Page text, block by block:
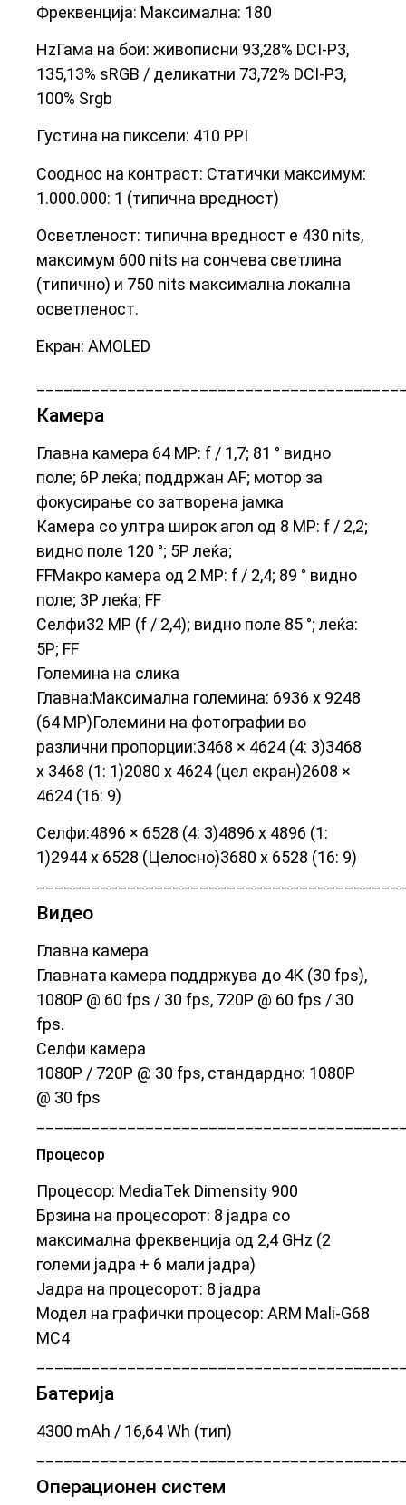
Фреквенција: Максимална: 180
HzГама на бои: живописни 93,28% DCI-P3,
135,13% sRGB / деликатни 73,72% DCI-P3,
100% Srgb
Густина на пиксели: 410 PPI
Сооднос на контраст: Статички максимум:
1.000.000: 1 (типична вредност)
Осветленост: типична вредност е 430 nits,
максимум 600 nits на сончева светлина
(типично) и 750 nits максимална локална
осветленост.
Екран: AMOLED
Камера
Главна камера 64 MP: f / 1,7; 81 ° видно
поле; 6P леќа; поддржан AF; мотор за
фокусирање со затворена јамка
Камера со ултра широк агол од 8 MP: f / 2,2;
видно поле 120 °; 5P леќа;
FFМакро камера од 2 MP: f / 2,4; 89 ° видно
поле; 3P леќа; FF
Селфи32 MP (f / 2,4); видно поле 85 °; леќа:
5P; FF
Големина на слика
Главна:Максимална големина: 6936 x 9248
(64 MP)Големини на фотографии во
различни пропорции:3468 × 4624 (4: 3)3468
x 3468 (1: 1)2080 x 4624 (цел екран)2608 ×
4624 (16: 9)
Селфи:4896 × 6528 (4: 3)4896 x 4896 (1:
1)2944 x 6528 (Целосно)3680 x 6528 (16: 9)
Видео
Главна камера
Главната камера поддржува до 4K (30 fps),
1080P @ 60 fps / 30 fps, 720P @ 60 fps / 30
fps.
Селфи камера
1080P / 720P @ 30 fps, стандардно: 1080P
@ 30 fps
Процесор
Процесор: MediaTek Dimensity 900
Брзина на процесорот: 8 јадра со
максимална фреквенција од 2,4 GHz (2
големи јадра + 6 мали јадра)
Јадра на процесорот: 8 јадра
Модел на графички процесор: ARM Mali-G68
MC4
Батерија
4300 mAh / 16,64 Wh (тип)
Операционен систем